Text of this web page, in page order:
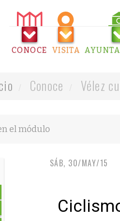
CONOCE VISITA
Conoce Vélez
SÁB, 30/MAY/15